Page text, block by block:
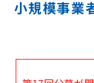
小規模事業